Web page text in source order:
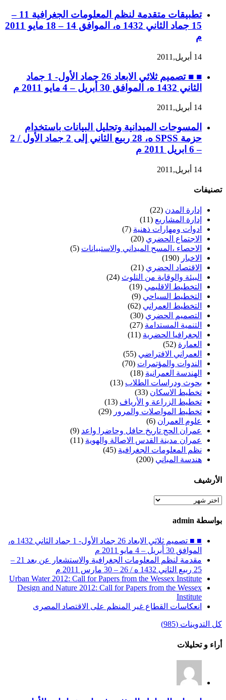
تطبيقات متقدمة لنظم المعلومات الجغرافية 11 –
15 جماد الثاني 1432 ه، الموافق 14 – 18 مايو 2011
م
14 أبريل,2011
■ ■ تصميم ثلاثي الابعاد 26 جماد الأول- 1 جماد
الثاني 1432 ه، الموافق 30 أبريل – 4 مايو 2011 م
14 أبريل,2011
المسوحات الميدانية وتحليل البيانات باستخدام
حزمة SPSS ه، 28 ربيع الثاني إلى 2 جماد الأول / 2
– 6 ابريل 2011 م
14 أبريل,2011
تصنيفات
إدارة المدن (22)
إدارة المشاريع (11)
ادوات ومهارات ذهنية (7)
الاجتماع الحضري (20)
الاحصاء ،المسح الميداني والاستبيانات (5)
الاخبار (190)
الاقتصاد الحضري (21)
البيئة والوقاية من التلوث (24)
التخطيط الاقليمي (19)
التخطيط السياحي (9)
التخطيط العمراني (62)
التصميم الحضري (30)
التنمية المستدامة (27)
الجغرافيا الحضرية (11)
العمارة (52)
العمراني الافتراضي (55)
الندوات والمؤتمرات (70)
الهندسة العمرانية (18)
بحوث ودراسات الطلاب (13)
تخطيط الاسكان (33)
تخطيط الزراعة و الأرياف (13)
تخطيط المواصلات والمرور (29)
علوم العمران (6)
عمران الحج تاريخ حافل وحاضرا واعد (9)
عمران مدينة القدس الاصالة والهوية (11)
نظم المعلومات الجغرافية (45)
هندسة المباني (200)
الأرشيف
الأرشيف
بواسطة admin
■ ■ تصميم ثلاثي الابعاد 26 جماد الأول- 1 جماد الثاني 1432 ه،
الموافق 30 أبريل – 4 مايو 2011 م
مقدمة لنظم المعلومات الجغرافية والاستشعار عن بعد 21 –
25 ربيع الثاني 1432 ه / 26 – 30 مارس 2011 م
Urban Water 2012: Call for Papers from the Wessex Institute
Design and Nature 2012: Call for Papers from the Wessex
Institute‏
انعكاسات القطاع غير المنظم على الاقتصاد المصرى
كل التدوينات (985)
أراء و تحليلات